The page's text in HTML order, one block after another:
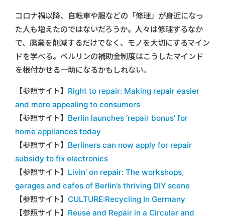
コロナ禍以降、自転車や服などの「修理」が身近になっ
た人も増えたのではないだろうか。人々は修理するなか
で、廃棄を削減するだけでなく、モノを大切にするマイン
ドを学べる。ベルリンの補助金制度はこうしたマインド
を根付かせる一助になるかもしれない。
【参照サイト】 Right to repair: Making repair easier
and more appealing to consumers
【参照サイト】 Berlin launches ‘repair bonus’ for
home appliances today
【参照サイト】 Berliners can now apply for repair
subsidy to fix electronics
【参照サイト】 Livin’ on repair: The workshops,
garages and cafes of Berlin’s thriving DIY scene
【参照サイト】 CULTURE:Recycling In Germany
【参照サイト】 Reuse and Repair in a Circular and